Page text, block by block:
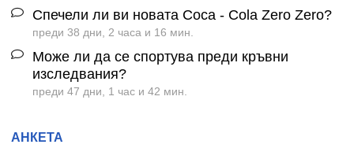
Спечели ли ви новата Coca - Cola Zero Zero?
преди 38 дни, 2 часа и 16 мин.
Може ли да се спортува преди кръвни
изследвания?
преди 47 дни, 1 час и 42 мин.
АНКЕТА